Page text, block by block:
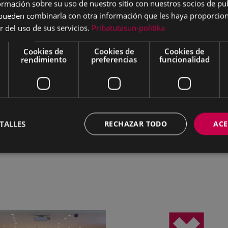
de subvenciones nominativas, para inclusión de
EAJ-PNV y PSE-EE para que la Escuela de
la información PULSA AQUÍ.
Pleno Municipal del 29 de julio de 2019 PULSA AQUÍ.
sobre su uso de nuestro sitio con nuestros socios de
combinarla con otra información que les haya
del uso de sus servicios. Pribatutasun-politika
Cookies de
rendimiento
Cookies de
preferencias
Cookies de
funcionalidad
RECHAZAR TODO